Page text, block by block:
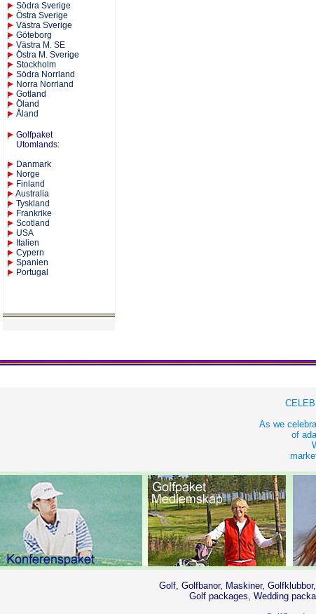
Södra Sverige
Östra Sverige
Västra Sverige
Göteborg
Västra M. SE
Östra M. Sverige
Stockholm
Södra Norrland
Norra Norrland
Gotland
Öland
Åland
Golfpaket
Utomlands:
Danmark
Norge
Finland
Australia
Tyskland
Frankrike
Scotland
USA
Italien
Cypern
Spanien
Portugal
As we
of
Golf, Golfbanor, Maskiner,
Golf packages, Wedding